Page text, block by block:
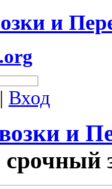
и
| Вход
и
срочный